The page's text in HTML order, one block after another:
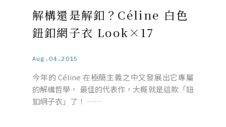
解構還是解釦？Céline 白色
鈕釦網子衣 Look×17
Aug.04.2015
今年的 Céline 在極簡主義之中又發展出它專屬
的解構哲學， 最佳的代表作，大概就是這款「鈕
釦網子衣」了！ ……